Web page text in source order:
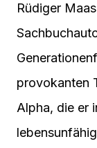
Rüdiger
provokanten
Alpha, die er